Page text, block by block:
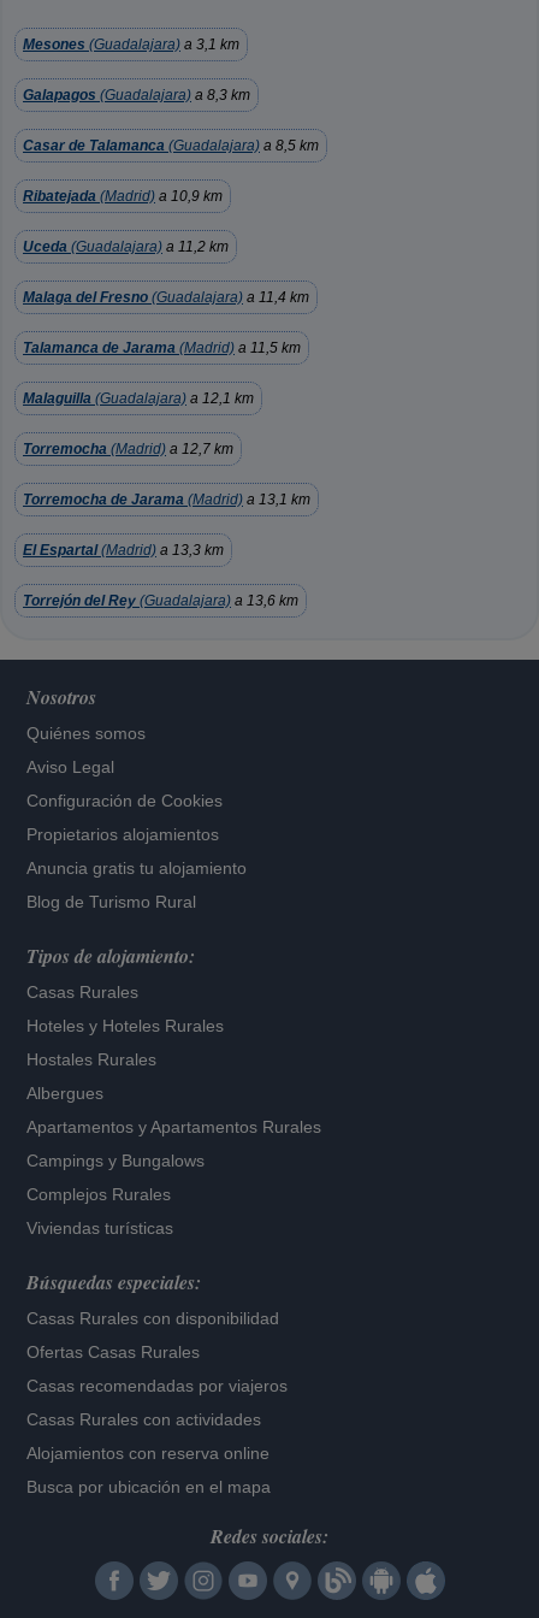
Mesones (Guadalajara) a 3,1 km
Galapagos (Guadalajara) a 8,3 km
Casar de Talamanca (Guadalajara) a 8,5 km
Ribatejada (Madrid) a 10,9 km
Uceda (Guadalajara) a 11,2 km
Malaga del Fresno (Guadalajara) a 11,4 km
Talamanca de Jarama (Madrid) a 11,5 km
Malaguilla (Guadalajara) a 12,1 km
Torremocha (Madrid) a 12,7 km
Torremocha de Jarama (Madrid) a 13,1 km
El Espartal(Madrid) a 13,3 km
Torrejón del Rey (Guadalajara) a 13,6 km
Nosotros
Quiénes somos
Aviso Legal
Configuración de Cookies
Propietarios alojamientos
Anuncia gratis tu alojamiento
Blog de Turismo Rural
Tipos de alojamiento:
Casas Rurales
Hoteles y Hoteles Rurales
Hostales Rurales
Albergues
Apartamentos yApartamentos Rurales
Campings y Bungalows
Complejos Rurales
Viviendas turísticas
Búsquedas especiales:
Casas Rurales con disponibilidad
Ofertas Casas Rurales
Casas recomendadas por viajeros
Casas Rurales con actividades
Alojamientos con reserva online
Busca por ubicación en el mapa
Redes sociales: